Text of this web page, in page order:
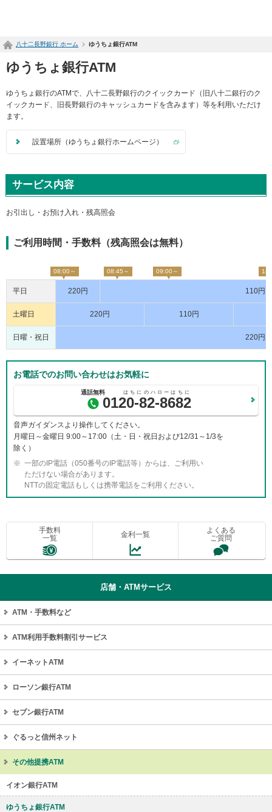
内
移
す
る
リ
ク
す
サ
メ
ュ
に
動
し
ま
ー
移
動
し
ま
す
八十二長野銀行 ホーム ゆうちょ銀行ATM
ゆうちょ銀行ATM
ゆうちょ銀行のATMで、八十二長野銀行のクイックカード（旧八十二銀行のク
イックカード、旧長野銀行のキャッシュカードを含みます）等を利用いただけ
ます。
設置場所（ゆうちょ銀行ホームページ）
サービス内容
お引出し・お預け入れ・残高照会
ご利用時間・手数料（残高照会は無料）
平日 220円 110円
土曜日 220円 110円
日曜・祝日 220円
お電話でのお問い合わせはお気軽に
0120-82-8682
音声ガイダンスより操作してください。
月曜日～金曜日 9:00～17:00（土・日・祝日および12/31～1/3を
除く）
一部のIP電話（050番号のIP電話等）からは、ご利用い
ただけない場合があります。
NTTの固定電話もしくは携帯電話をご利用ください。
手数料
一覧
金利一覧
よくある
ご質問
店舗・ATMサービス
ATM・手数料など
ATM利用手数料割引サービス
イーネットATM
ローソン銀行ATM
セブン銀行ATM
ぐるっと信州ネット
その他提携ATM
イオン銀行ATM
ゆうちょ銀行ATM